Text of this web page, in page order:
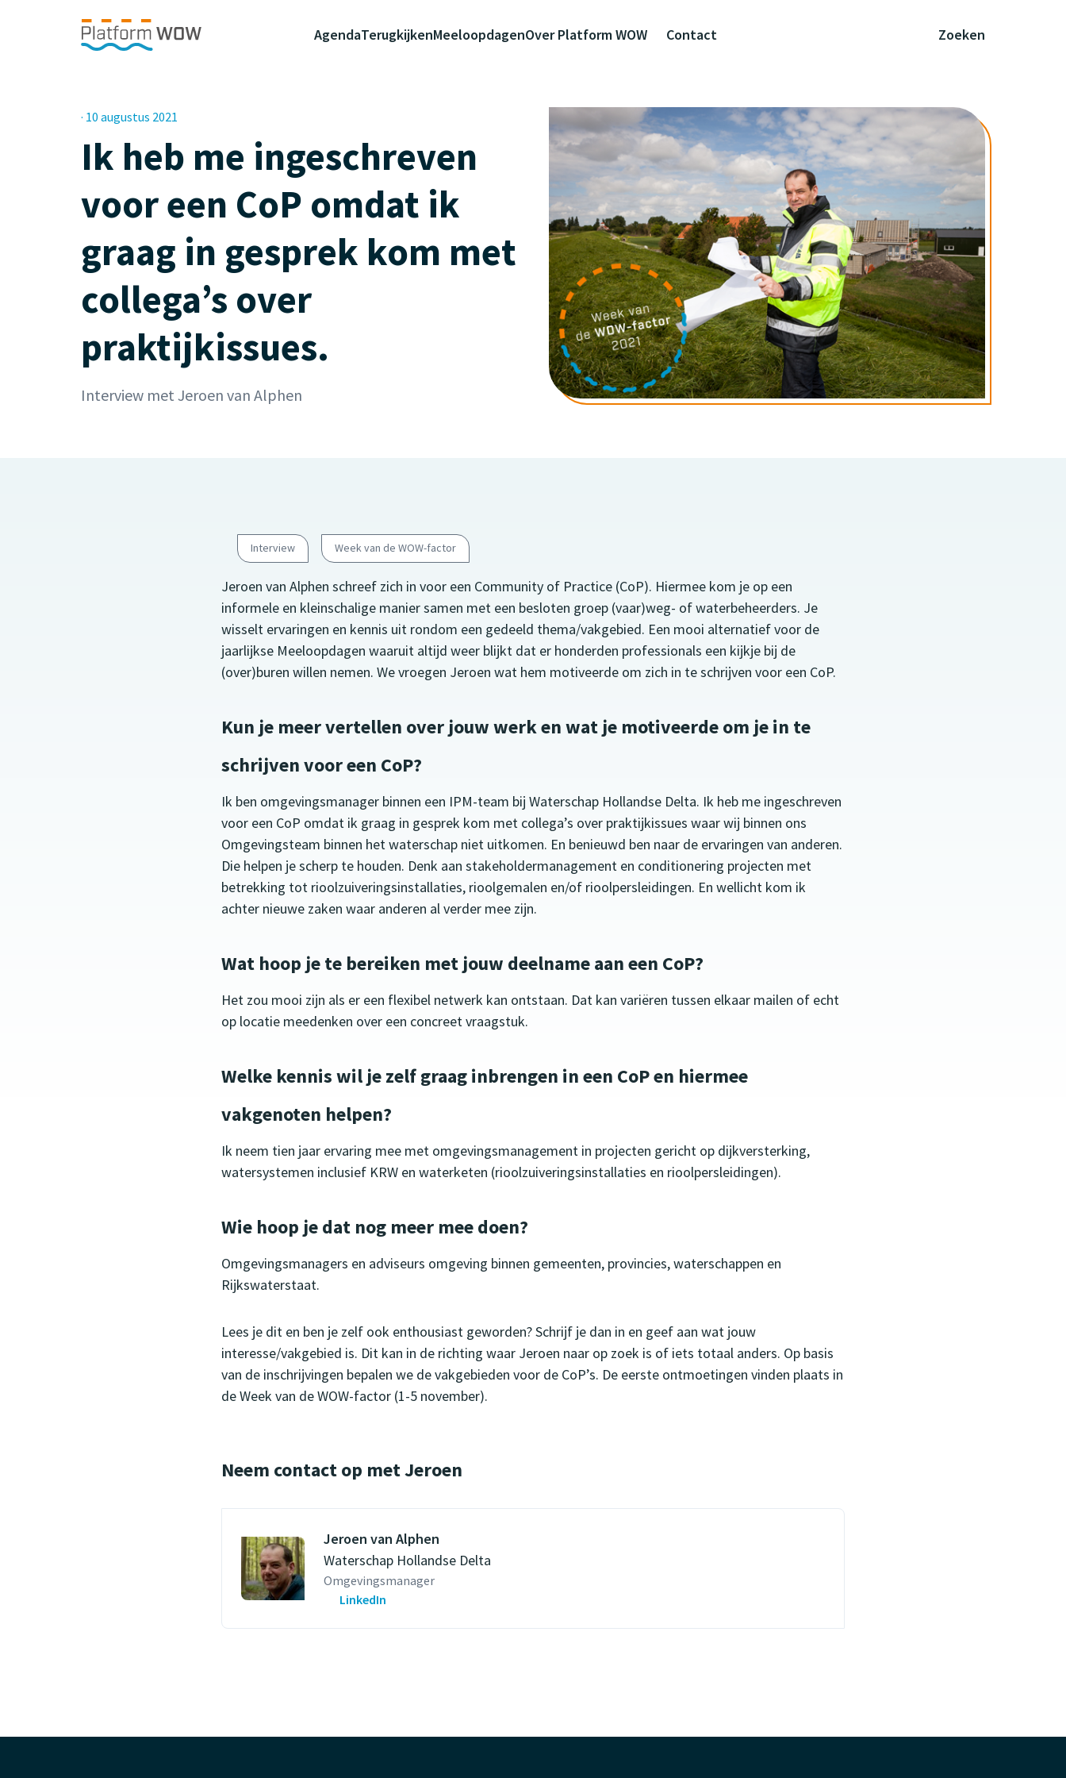
AgendaTerugkijkenMeeloopdagenOver Platform WOW Contact Zoeken
· 10 augustus 2021
Ik heb me ingeschreven
voor een CoP omdat ik
graag in gesprek kom met
collega’s over
praktijkissues.
Interview met Jeroen van Alphen
Interview Week van de WOW-factor
Jeroen van Alphen schreef zich in voor een Community of Practice (CoP). Hiermee kom je op een
informele en kleinschalige manier samen met een besloten groep (vaar)weg- of waterbeheerders. Je
wisselt ervaringen en kennis uit rondom een gedeeld thema/vakgebied. Een mooi alternatief voor de
jaarlijkse Meeloopdagen waaruit altijd weer blijkt dat er honderden professionals een kijkje bij de
(over)buren willen nemen. We vroegen Jeroen wat hem motiveerde om zich in te schrijven voor een CoP.
Kun je meer vertellen over jouw werk en wat je motiveerde om je in te
schrijven voor een CoP?
Ik ben omgevingsmanager binnen een IPM-team bij Waterschap Hollandse Delta. Ik heb me ingeschreven
voor een CoP omdat ik graag in gesprek kom met collega’s over praktijkissues waar wij binnen ons
Omgevingsteam binnen het waterschap niet uitkomen. En benieuwd ben naar de ervaringen van anderen.
Die helpen je scherp te houden. Denk aan stakeholdermanagement en conditionering projecten met
betrekking tot rioolzuiveringsinstallaties, rioolgemalen en/of rioolpersleidingen. En wellicht kom ik
achter nieuwe zaken waar anderen al verder mee zijn.
Wat hoop je te bereiken met jouw deelname aan een CoP?
Het zou mooi zijn als er een flexibel netwerk kan ontstaan. Dat kan variëren tussen elkaar mailen of echt
op locatie meedenken over een concreet vraagstuk.
Welke kennis wil je zelf graag inbrengen in een CoP en hiermee
vakgenoten helpen?
Ik neem tien jaar ervaring mee met omgevingsmanagement in projecten gericht op dijkversterking,
watersystemen inclusief KRW en waterketen (rioolzuiveringsinstallaties en rioolpersleidingen).
Wie hoop je dat nog meer mee doen?
Omgevingsmanagers en adviseurs omgeving binnen gemeenten, provincies, waterschappen en
Rijkswaterstaat.
Lees je dit en ben je zelf ook enthousiast geworden? Schrijf je dan in en geef aan wat jouw
interesse/vakgebied is. Dit kan in de richting waar Jeroen naar op zoek is of iets totaal anders. Op basis
van de inschrijvingen bepalen we de vakgebieden voor de CoP’s. De eerste ontmoetingen vinden plaats in
de Week van de WOW-factor (1-5 november).
Neem contact op met Jeroen
Jeroen van Alphen
Waterschap Hollandse Delta
Omgevingsmanager
LinkedIn